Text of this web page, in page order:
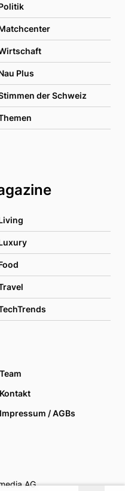
Plus
der Schweiz
Team
Kontakt
Impressum / AGBs
AG